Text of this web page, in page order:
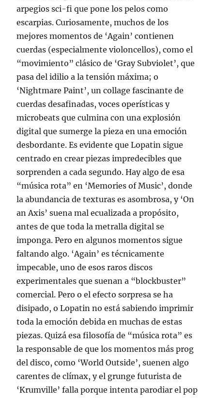
arpegios sci-fi que pone los pelos como
escarpias. Curiosamente, muchos de los
mejores momentos de ‘Again’ contienen
cuerdas (especialmente violoncellos), como el
“movimiento” clásico de ‘Gray Subviolet’, que
pasa del idilio a la tensión máxima; o
‘Nightmare Paint’, un collage fascinante de
cuerdas desafinadas, voces operísticas y
microbeats que culmina con una explosión
digital que sumerge la pieza en una emoción
desbordante. Es evidente que Lopatin sigue
centrado en crear piezas impredecibles que
sorprenden a cada segundo. Hay algo de esa
“música rota” en ‘Memories of Music’, donde
la abundancia de texturas es asombrosa, y ‘On
an Axis’ suena mal ecualizada a propósito,
antes de que toda la metralla digital se
imponga. Pero en algunos momentos sigue
faltando algo. ‘Again’ es técnicamente
impecable, uno de esos raros discos
experimentales que suenan a “blockbuster”
comercial. Pero o el efecto sorpresa se ha
disipado, o Lopatin no está sabiendo imprimir
toda la emoción debida en muchas de estas
piezas. Quizá esa filosofía de “música rota” es
la responsable de que los momentos más prog
del disco, como ‘World Outside’, suenen algo
carentes de clímax, y el grunge futurista de
‘Krumville’ falla porque intenta parodiar el pop